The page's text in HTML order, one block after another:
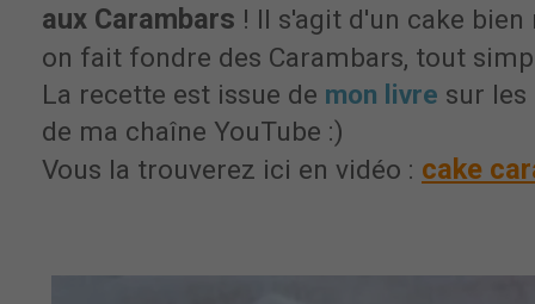
aux Carambars ! Il s'agit d'un cake
on fait fondre des Carambars, tout
La recette est issue de mon livre sur
de ma chaîne YouTube :)
Vous la trouverez ici en vidéo : cake